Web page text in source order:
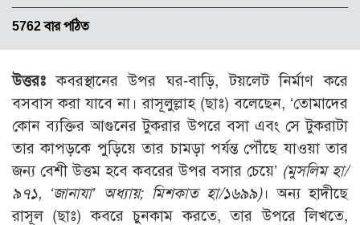
5762 বার পঠিত
উত্তরঃ কবরস্থানের উপর ঘর-বাড়ি, টয়লেট নির্মাণ করে
বসবাস করা যাবে না। রাসূলুল্লাহ (ছাঃ) বলেছেন, ‘তোমাদের
কোন ব্যক্তির আগুনের টুকরার উপরে বসা এবং সে টুকরাটা
তার কাপড়কে পুড়িয়ে তার চামড়া পর্যন্ত পৌঁছে যাওয়া তার
জন্য বেশী উত্তম হবে কবরের উপর বসার চেয়ে’ (মুসলিম হা/
৯৭১, ‘জানাযা’ অধ্যায়; মিশকাত হা/১৬৯৯)। অন্য হাদীছে
রাসূল (ছাঃ) কবরে চুনকাম করতে, তার উপরে লিখতে,